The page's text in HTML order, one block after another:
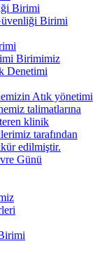
Birimi
Birimi
Birimimiz
Denetimi
Atık yönetimi
talimatlarına
klinik
tarafından
edilmiştir.
Günü